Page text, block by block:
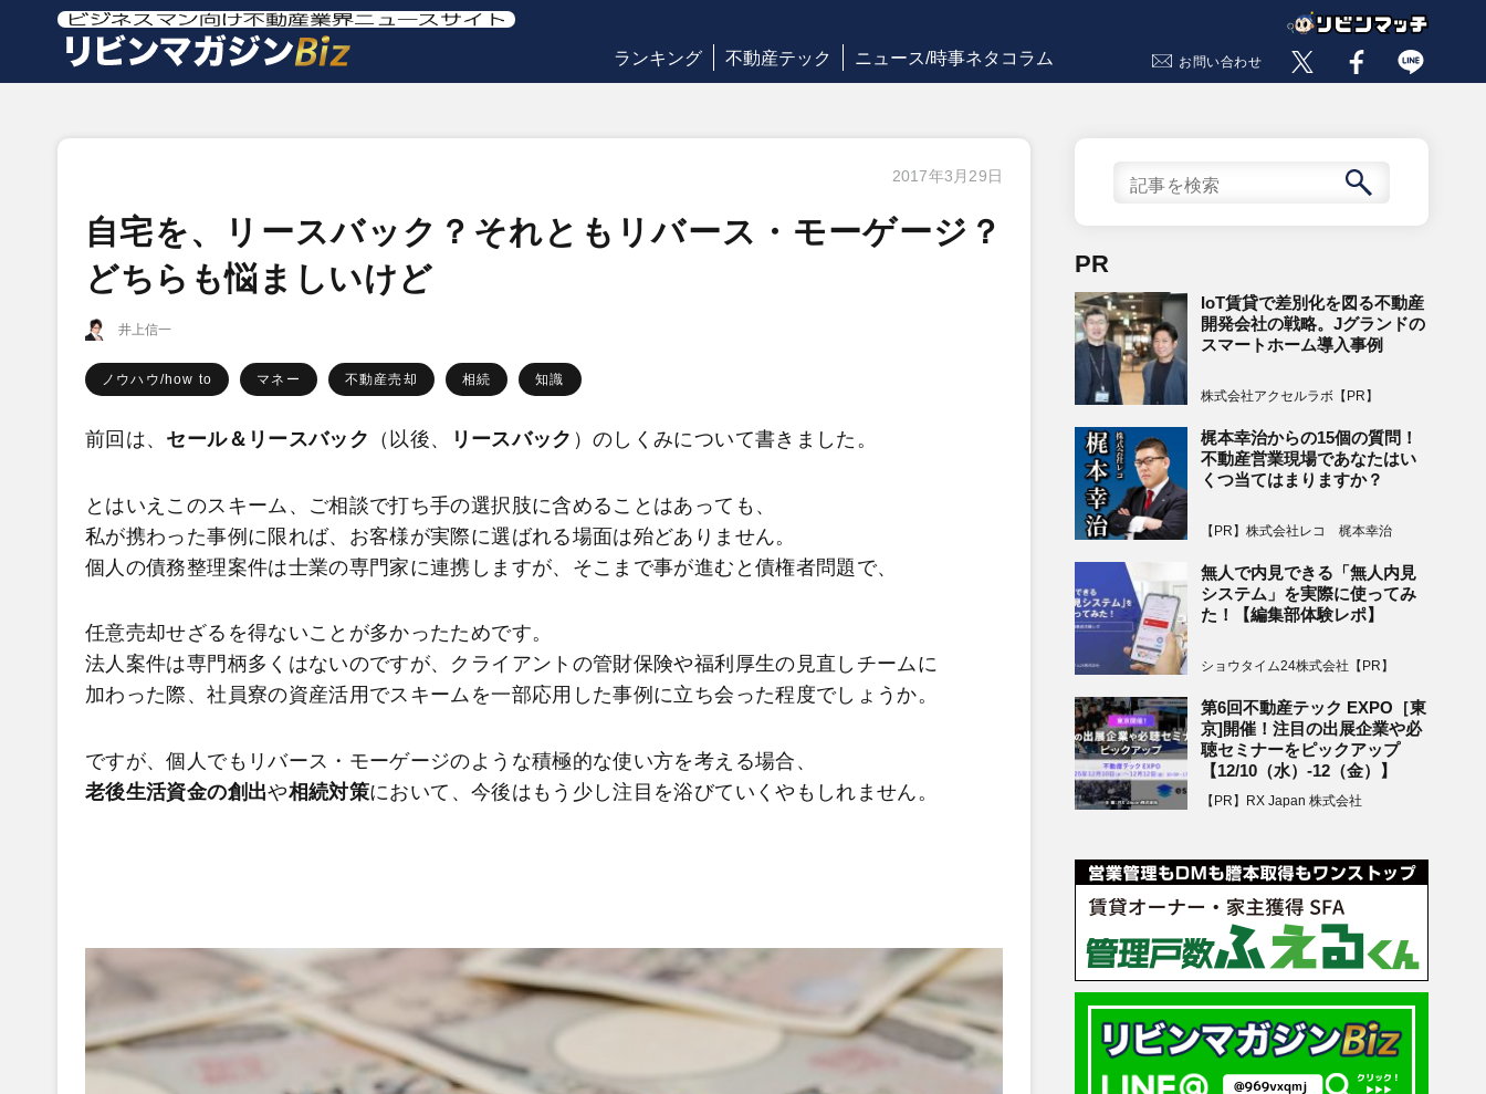
ランキング 不動産テック ニュース/時事ネタコラム お問い合わせ
2017年3月29日
自宅を、リースバック？それともリバース・モーゲージ？
どちらも悩ましいけど
井上信一
ノウハウ/how to マネー 不動産売却 相続 知識
前回は、 セール＆リースバック （以後、 リースバック ）のしくみについて書きました。
とはいえこのスキーム、ご相談で打ち手の選択肢に含めることはあっても、
私が携わった事例に限れば、お客様が実際に選ばれる場面は殆どありません。
個人の債務整理案件は士業の専門家に連携しますが、そこまで事が進むと債権者問題で、
任意売却せざるを得ないことが多かったためです。
法人案件は専門柄多くはないのですが、クライアントの管財保険や福利厚生の見直しチームに
加わった際、社員寮の資産活用でスキームを一部応用した事例に立ち会った程度でしょうか。
ですが、個人でもリバース・モーゲージのような積極的な使い方を考える場合、
老後生活資金の創出や相続対策において、今後はもう少し注目を浴びていくやもしれません。
PR
IoT賃貸で差別化を図る不動産
開発会社の戦略。Jグランドの
スマートホーム導入事例
株式会社アクセルラボ【PR】
梶本幸治からの15個の質問！
不動産営業現場であなたはい
くつ当てはまりますか？
【PR】株式会社レコ 梶本幸治
無人で内見できる「無人内見
システム」を実際に使ってみ
た！【編集部体験レポ】
ショウタイム24株式会社【PR】
第6回不動産テック EXPO［東
京]開催！注目の出展企業や必
聴セミナーをピックアップ
【12/10（水）-12（金）】
【PR】RX Japan 株式会社